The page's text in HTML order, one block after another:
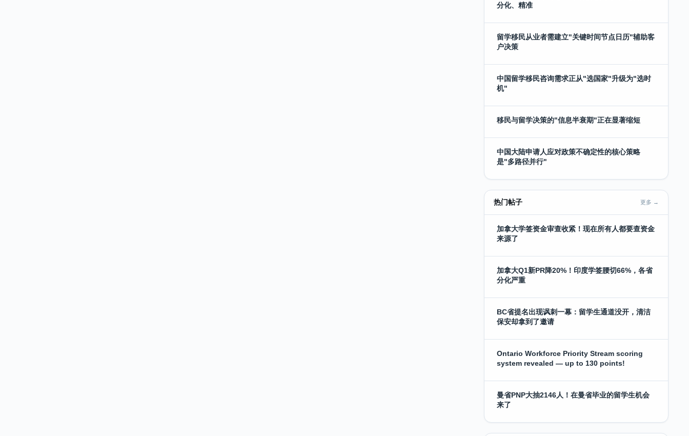
分化、精准
留学移民从业者需建立"关键时间节点日历"辅助客
户决策
中国留学移民咨询需求正从"选国家"升级为"选时
机"
移民与留学决策的"信息半衰期"正在显著缩短
中国大陆申请人应对政策不确定性的核心策略
是"多路径并行"
热门帖子 更多 →
加拿大学签资金审查收紧！现在所有人都要查资金
来源了
加拿大Q1新PR降20%！印度学签腰切66%，各省
分化严重
BC省提名出现讽刺一幕：留学生通道没开，清洁
保安却拿到了邀请
Ontario Workforce Priority Stream scoring
system revealed — up to 130 points!
曼省PNP大抽2146人！在曼省毕业的留学生机会
来了